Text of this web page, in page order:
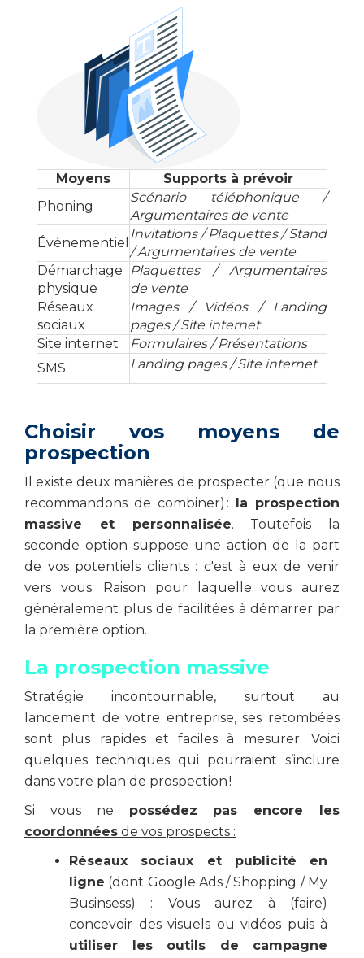
Moyens
Supports à prévoir
Phoning
Scénario téléphonique /
Argumentaires de vente
Événementiel
Invitations / Plaquettes / Stand
/ Argumentaires de vente
Démarchage
physique
Plaquettes / Argumentaires
de vente
Réseaux
sociaux
Images / Vidéos / Landing
pages / Site internet
Site internet
Formulaires / Présentations
SMS
Landing pages / Site internet
Choisir vos moyens de
prospection
Il existe deux manières de prospecter (que nous
recommandons de combiner) : la prospection
massive et personnalisée. Toutefois la
seconde option suppose une action de la part
de vos potentiels clients : c'est à eux de venir
vers vous. Raison pour laquelle vous aurez
généralement plus de facilitées à démarrer par
la première option.
La prospection massive
Stratégie incontournable, surtout au
lancement de votre entreprise, ses retombées
sont plus rapides et faciles à mesurer. Voici
quelques techniques qui pourraient s’inclure
dans votre plan de prospection !
Si vous ne possédez pas encore les
coordonnées de vos prospects :
Réseaux sociaux et publicité en
ligne (dont Google Ads / Shopping / My
Businsess) : Vous aurez à (faire)
concevoir des visuels ou vidéos puis à
utiliser les outils de campagne